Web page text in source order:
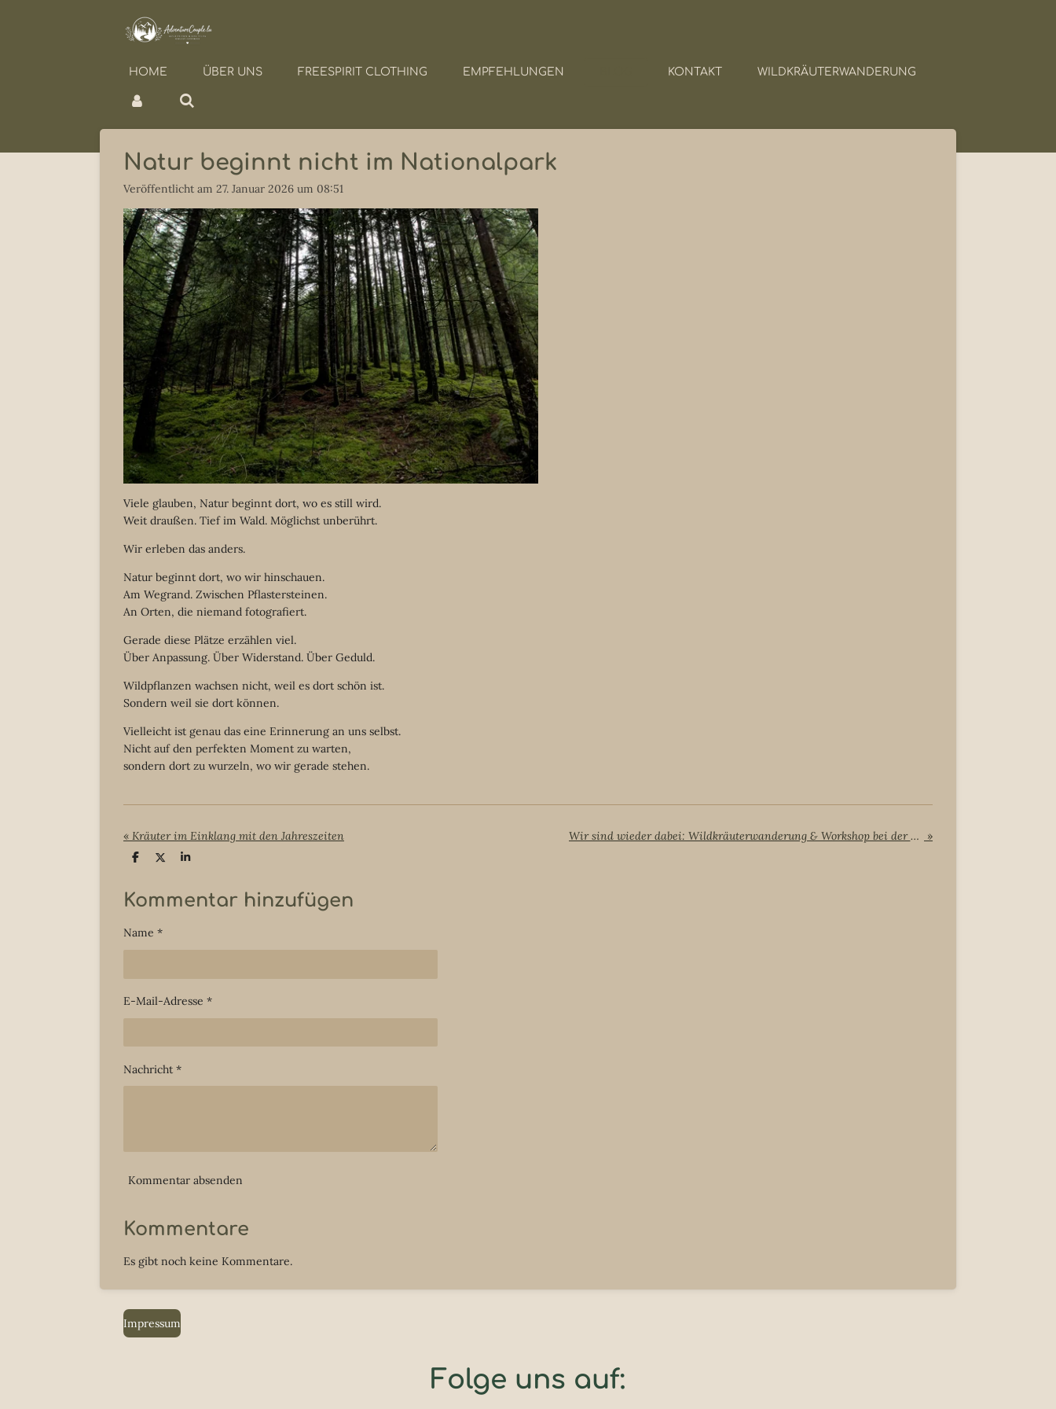
HOME ÜBER UNS FREESPIRIT CLOTHING EMPFEHLUNGEN KONTAKT WILDKRÄUTERWANDERUNG
Natur beginnt nicht im Nationalpark
Veröffentlicht am 27. Januar 2026 um 08:51
Viele glauben, Natur beginnt dort, wo es still wird.
Weit draußen. Tief im Wald. Möglichst unberührt.
Wir erleben das anders.
Natur beginnt dort, wo wir hinschauen.
Am Wegrand. Zwischen Pflastersteinen.
An Orten, die niemand fotografiert.
Gerade diese Plätze erzählen viel.
Über Anpassung. Über Widerstand. Über Geduld.
Wildpflanzen wachsen nicht, weil es dort schön ist.
Sondern weil sie dort können.
Vielleicht ist genau das eine Erinnerung an uns selbst.
Nicht auf den perfekten Moment zu warten,
sondern dort zu wurzeln, wo wir gerade stehen.
« Kräuter im Einklang mit den Jahreszeiten Wir sind wieder dabei: Wildkräuterwanderung & Workshop bei der Freiheitsmobile 2026 »
T
l
e
T
l
e
T
e
Kommentar hinzufügen
Name *
E-Mail-Adresse *
Nachricht *
Kommentar absenden
Kommentare
Es gibt noch keine Kommentare.
Impressum
Folge uns auf: